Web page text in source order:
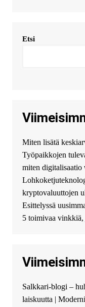
KimonicRisse :
купить хавал
http://jolion-
Появился вопрос
взять деньги?
безопасный
финансовой
можете получить
финансирование
избыточных
документов?
guest_4889 :
The Admin: High
successfully
Etsi
Miten lisätä
Työpaikkojen
miten digitalisaatio
kryptovaluuttojen
Esittelyssä
5 toimivaa
Salkkari-blogi –
laiskuutta |